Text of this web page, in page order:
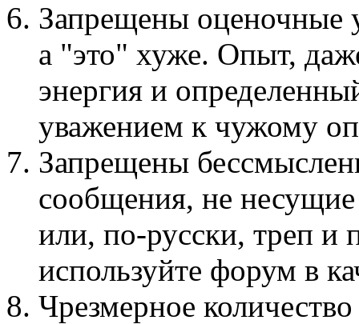
Запрещены оценочные
а "это" хуже. Опыт,
энергия и
уважением к чужому
Запрещены
сообщения, не
или, по-русски, треп
используйте форум в
Чpезмеpное